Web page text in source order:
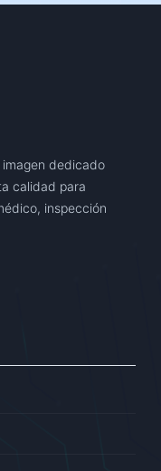
dedicado
calidad para
inspección